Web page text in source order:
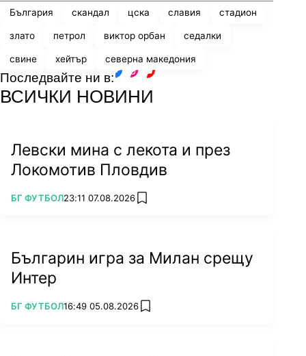
България скандал цска славия стадион
злато петрол виктор орбан седалки
свине хейтър северна македония
Последвайте ни в:
ВСИЧКИ НОВИНИ
Левски мина с лекота и през
Локомотив Пловдив
ПОВЕЧЕ ОТ
БГ ФУТБОЛ23:11 07.08.2026 add favorites
Българин игра за Милан срещу
Интер
ПОВЕЧЕ ОТ
БГ ФУТБОЛ16:49 05.08.2026 add favorites